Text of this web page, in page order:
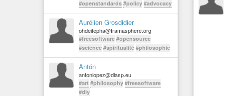
#openstandards #policy #advocacy
Aurélien Grosdidier
ohdeifepha@framasphere.org
#freesoftware #opensource
#science #spiritualité #philosophie
Antón
antonlopez@diasp.eu
#art #philosophy #freesoftware
#diy